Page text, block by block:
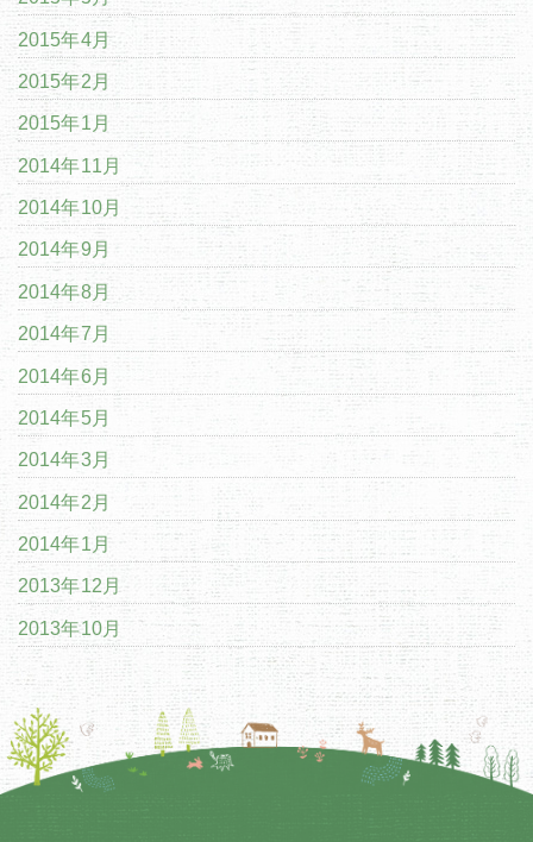
2015年4月
2015年2月
2015年1月
2014年11月
2014年10月
2014年9月
2014年8月
2014年7月
2014年6月
2014年5月
2014年3月
2014年2月
2014年1月
2013年12月
2013年10月